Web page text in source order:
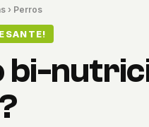
› Perros
bi-